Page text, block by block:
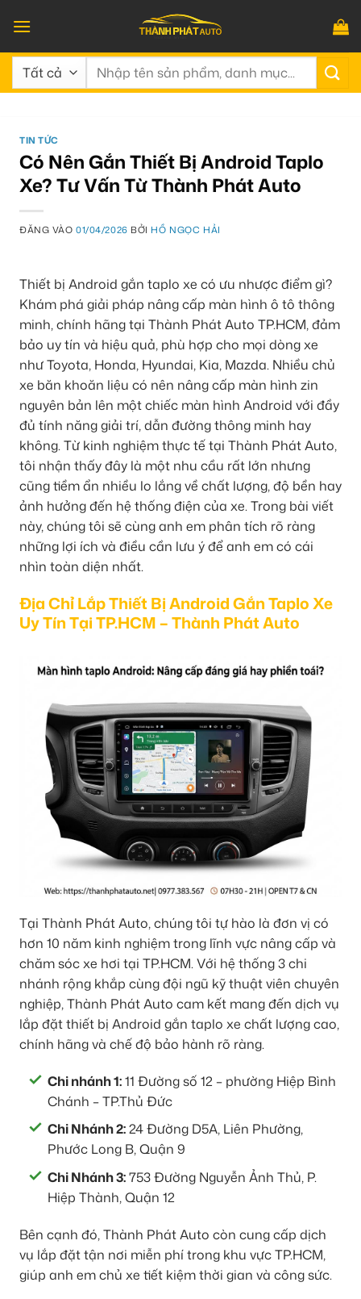
qua
nội
dung
Tìm
TIN TỨC
Có Nên Gắn Thiết Bị Android Taplo
Xe? Tư Vấn Từ Thành Phát Auto
ĐĂNG VÀO01/04/2026 BỞI HỒ NGỌC HẢI
Thiết bị Android gắn taplo xe có ưu nhược điểm gì?
Khám phá giải pháp nâng cấp màn hình ô tô thông
minh, chính hãng tại Thành Phát Auto TP.HCM, đảm
bảo uy tín và hiệu quả, phù hợp cho mọi dòng xe
như Toyota, Honda, Hyundai, Kia, Mazda. Nhiều chủ
xe băn khoăn liệu có nên nâng cấp màn hình zin
nguyên bản lên một chiếc màn hình Android với đầy
đủ tính năng giải trí, dẫn đường thông minh hay
không. Từ kinh nghiệm thực tế tại Thành Phát Auto,
tôi nhận thấy đây là một nhu cầu rất lớn nhưng
cũng tiềm ẩn nhiều lo lắng về chất lượng, độ bền hay
ảnh hưởng đến hệ thống điện của xe. Trong bài viết
này, chúng tôi sẽ cùng anh em phân tích rõ ràng
những lợi ích và điều cần lưu ý để anh em có cái
nhìn toàn diện nhất.
Địa Chỉ Lắp Thiết Bị Android Gắn Taplo Xe
Uy Tín Tại TP.HCM – Thành Phát Auto
Tại Thành Phát Auto, chúng tôi tự hào là đơn vị có
hơn 10 năm kinh nghiệm trong lĩnh vực nâng cấp và
chăm sóc xe hơi tại TP.HCM. Với hệ thống 3 chi
nhánh rộng khắp cùng đội ngũ kỹ thuật viên chuyên
nghiệp, Thành Phát Auto cam kết mang đến dịch vụ
lắp đặt thiết bị Android gắn taplo xe chất lượng cao,
chính hãng và chế độ bảo hành rõ ràng.
Chi nhánh 1:11 Đường số 12 – phường Hiệp Bình
Chánh – TP.Thủ Đức
Chi Nhánh 2:24 Đường D5A, Liên Phường,
Phước Long B, Quận 9
Chi Nhánh 3:753 Đường Nguyễn Ảnh Thủ, P.
Hiệp Thành, Quận 12
Bên cạnh đó, Thành Phát Auto còn cung cấp dịch
vụ lắp đặt tận nơi miễn phí trong khu vực TP.HCM,
giúp anh em chủ xe tiết kiệm thời gian và công sức.